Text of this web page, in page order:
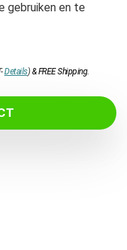
gebruiken en te
Details)&FREE Shipping.